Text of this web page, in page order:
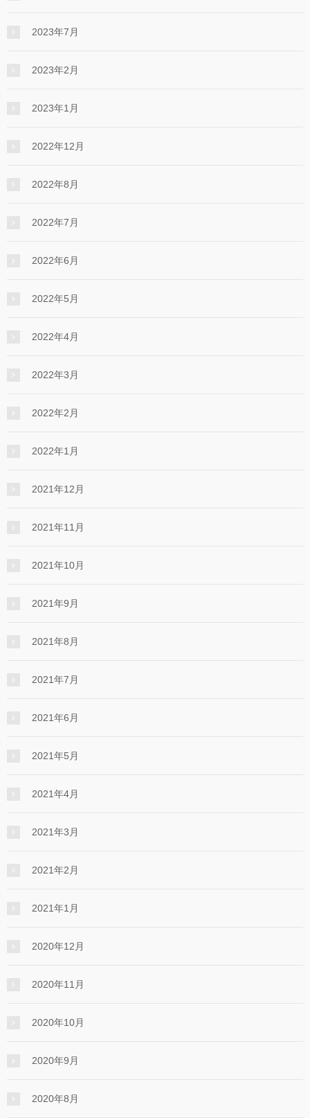
2023年7月
2023年2月
2023年1月
2022年12月
2022年8月
2022年7月
2022年6月
2022年5月
2022年4月
2022年3月
2022年2月
2022年1月
2021年12月
2021年11月
2021年10月
2021年9月
2021年8月
2021年7月
2021年6月
2021年5月
2021年4月
2021年3月
2021年2月
2021年1月
2020年12月
2020年11月
2020年10月
2020年9月
2020年8月